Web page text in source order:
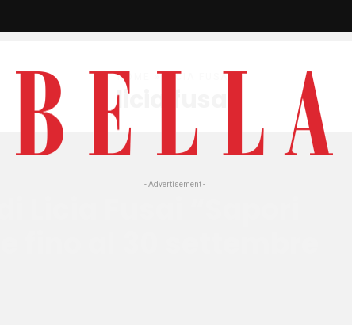
- Advertisement -
HOME » LICIA FUSAI
licia fusai